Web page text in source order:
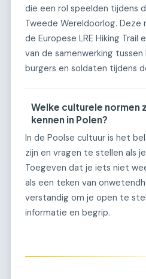
die een rol speelden tijdens
Tweede Wereldoorlog.
de Europese LRE Hiking
van de samenwerking
burgers en soldaten tijdens
Welke culturele normen
kennen in Polen?
In de Poolse cultuur is het
zijn en vragen te stellen als
Toegeven dat je iets niet
als een teken van
verstandig om je open te
informatie en begrip.